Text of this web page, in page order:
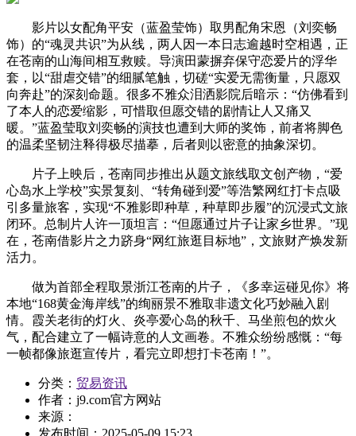
影片以女配角平安（蓝盈莹饰）取男配角宋恩（刘奕畅
饰）的“魂灵共识”为从线，两人因一本日志逾越时空相遇，正
在苍南的山海间相互救赎。导演田蒙摒弃保守恋爱片的浮华
套，以“甜虐交错”的细腻笔触，切磋“实爱无需衡量，只愿双
向奔赴”的深刻命题。很多不雅众泪洒影院后暗示：“仿佛看到
了本人的恋爱缩影，可惜取但愿交错的剧情让人又痛又
暖。”蓝盈莹取刘奕畅的演技也遭到大师的奖饰，前者将脚色
的温柔坚韧注释得极尽描摹，后者则以密意的抽象深切。
片子上映后，苍南同步推出从题文旅线取文创产物，“爱
心岛水上学校”实景复刻、“转角碰到爱”等浩繁网红打卡点吸
引多量旅客，实现“不雅影即种草，种草即步履”的沉浸式文旅
闭环。总制片人许一顶坦言：“但愿通过片子让家乡世界。”现
在，苍南借影片之力跻身“网红旅逛目标地”，文旅财产焕发新
活力。
做为首部全程取景浙江苍南的片子，《多幸运碰见你》将
本地“168黄金海岸线”的绚丽景不雅取非遗文化巧妙融入剧
情。霞关老街的灯火、炎亭爱心岛的秋千、马坐煎包的炊火
气，配合建立了一幅诗意的人文画卷。不雅众纷纷感慨：“每
一帧都像旅逛宣传片，看完立即想打卡苍南！”。
分类： 贸易资讯
作者： j9.com官方网站
来源：
发布时间： 2025-05-09 15:23